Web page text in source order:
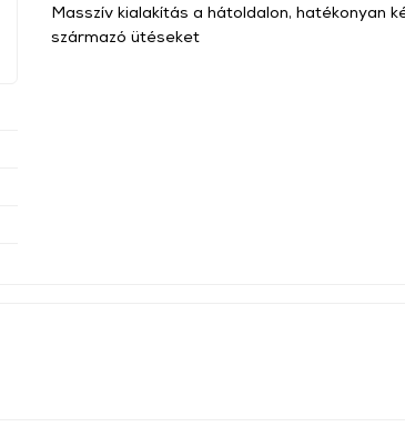
Masszív kialakítás a hátoldalon, hatékonyan
származó ütéseket